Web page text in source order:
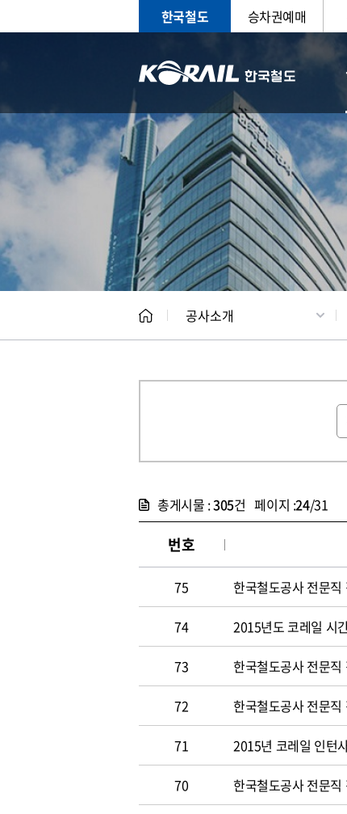
한국철도 승차권예매
CEO 일
공사소개
총게시물 :305건 페이지 :24/31
번호
75 한국철도공사 전문
74 2015년도 코레일 시
73 한국철도공사 전문
72 한국철도공사 전문
71 2015년 코레일 인턴
70 한국철도공사 전문